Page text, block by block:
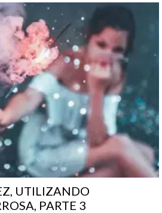
UTILIZANDO
PARTE 3